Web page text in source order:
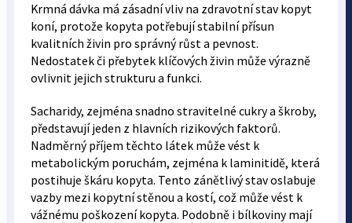
Krmná dávka má zásadní vliv na zdravotní stav kopyt
koní, protože kopyta potřebují stabilní přísun
kvalitních živin pro správný růst a pevnost.
Nedostatek či přebytek klíčových živin může výrazně
ovlivnit jejich strukturu a funkci.
Sacharidy, zejména snadno stravitelné cukry a škroby,
představují jeden z hlavních rizikových faktorů.
Nadměrný příjem těchto látek může vést k
metabolickým poruchám, zejména k laminitidě, která
postihuje škáru kopyta. Tento zánětlivý stav oslabuje
vazby mezi kopytní stěnou a kostí, což může vést k
vážnému poškození kopyta. Podobně i bílkoviny mají